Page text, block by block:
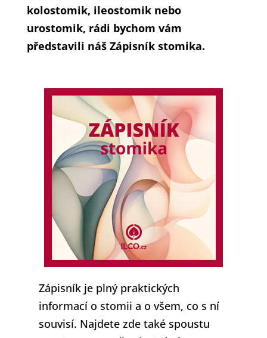
kolostomik, ileostomik nebo
urostomik, rádi bychom vám
představili náš Zápisník stomika.
Zápisník je plný praktických
informací o stomii a o všem, co s ní
souvisí. Najdete zde také spoustu